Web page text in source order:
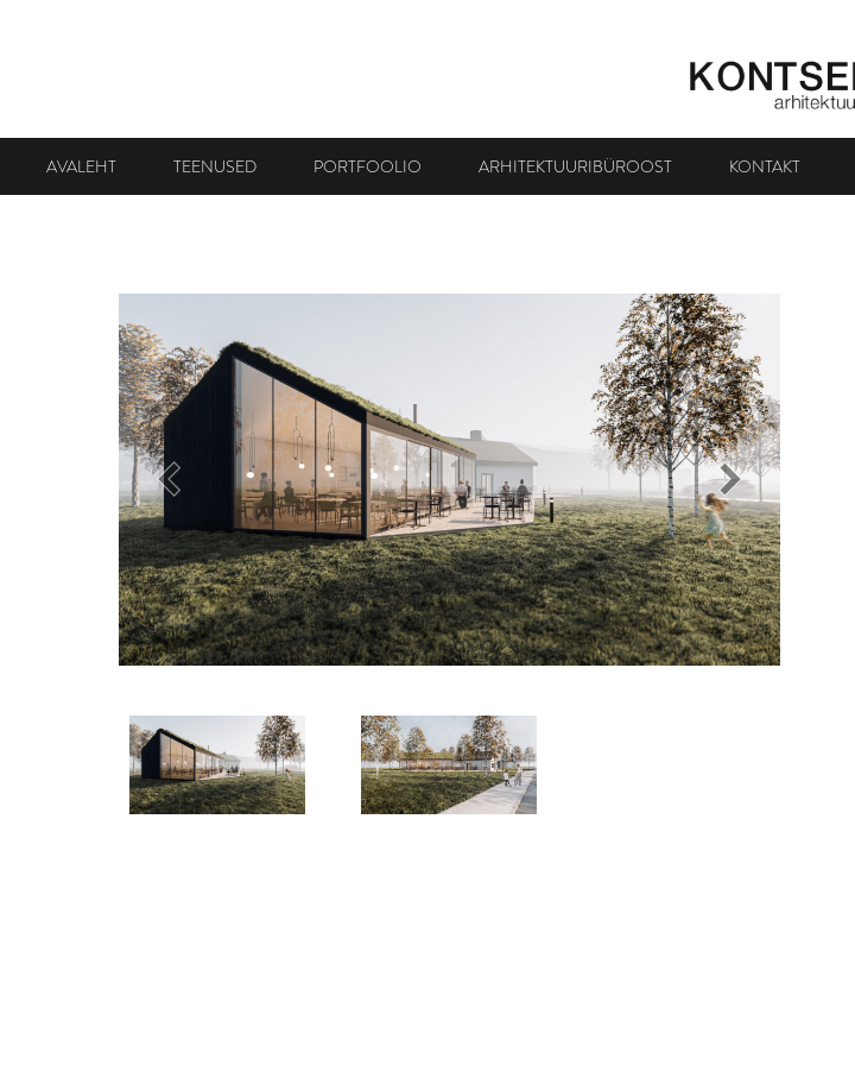
AVALEHT TEENUSED PORTFOOLIO ARHITEKTUURIBÜROOST KONTAKT
Eelmine Järgmine